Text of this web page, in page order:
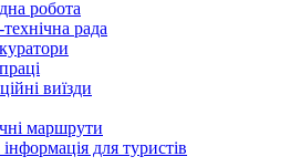
робота
рада
виїзди
маршрути
для туристів